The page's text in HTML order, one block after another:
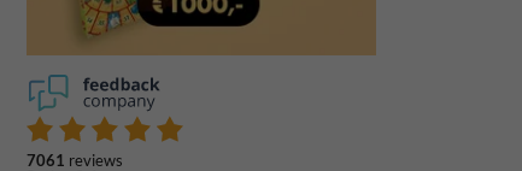
7061 reviews